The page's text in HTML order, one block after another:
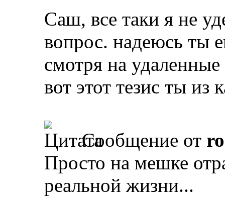
Саш, все таки я не
вопрос. надеюсь ты
смотря на
вот этот тезис ты из
Сообщение от
Просто на мешке
реальной жизни...